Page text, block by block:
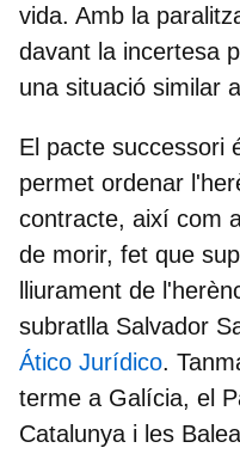
vida. Amb la
davant la incertesa
una situació similar
El pacte successori
permet ordenar
contracte, així com
de morir, fet que
lliurament de
subratlla Salvador
Ático Jurídico.
terme a Galícia, el
Catalunya i les